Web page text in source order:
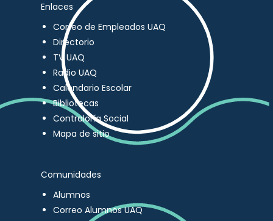
Enlaces
Correo de Empleados UAQ
Directorio
TV UAQ
Radio UAQ
Calendario Escolar
Bibliotecas
Contraloría Social
Mapa de sitio
Comunidades
Alumnos
Correo Alumnos UAQ